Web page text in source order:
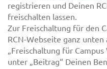
registrieren und Deinen
freischalten lassen.
Zur Freischaltung für den
RCN-Webseite ganz unten
„Freischaltung für
unter „Beitrag“ Deinen